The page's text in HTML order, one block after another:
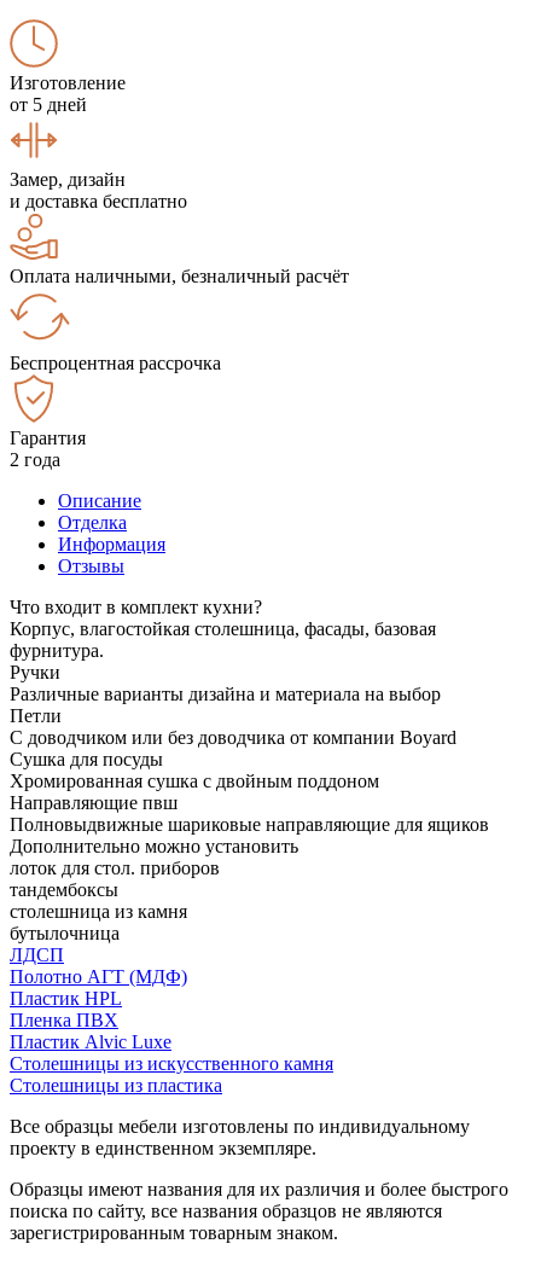
Изготовление
от 5 дней
Замер, дизайн
и доставка бесплатно
Оплата наличными, безналичный расчёт
Беспроцентная рассрочка
Гарантия
2 года
Описание
Отделка
Информация
Отзывы
Что входит в комплект кухни?
Корпус, влагостойкая столешница, фасады, базовая
фурнитура.
Ручки
Различные варианты дизайна и материала на выбор
Петли
С доводчиком или без доводчика от компании Boyard
Сушка для посуды
Хромированная сушка с двойным поддоном
Направляющие пвш
Полновыдвижные шариковые направляющие для ящиков
Дополнительно можно установить
лоток для стол. приборов
тандембоксы
столешница из камня
бутылочница
ЛДСП
Полотно АГТ (МДФ)
Пластик HPL
Пленка ПВХ
Пластик Alvic Luxe
Столешницы из искусственного камня
Столешницы из пластика
Все образцы мебели изготовлены по индивидуальному
проекту в единственном экземпляре.
Образцы имеют названия для их различия и более быстрого
поиска по сайту, все названия образцов не являются
зарегистрированным товарным знаком.